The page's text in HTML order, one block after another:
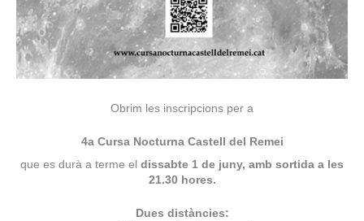
Obrim les inscripcions per a
4a Cursa Nocturna Castell del Remei
que es durà a terme el dissabte 1 de juny, amb sortida a les
21.30 hores.
Dues distàncies: